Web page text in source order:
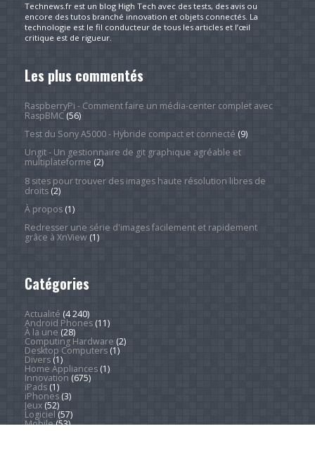
Technews.fr est un blog High Tech avec des tests, des avis ou
encore des tutos branché innovation et objets connectés. La
technologie est le fil conducteur de tous les articles et l’œil
critique est de rigueur.
Les plus commentés
RaspberryPi - Comment faire un média-center complet avec
RaspBMC(56)
Test du Sony A5000 - Hybride compact et connecté (9)
Ungit - Un gestionnaire de git graphique agréable et
multiplateforme (2)
8 sites pour trouver des images haute résolution libres de
droits(2)
À propos(1)
Redresser une série d'images facilement et rapidement
grâce à XnView(1)
Catégories
Actualité (4 240)
Android Phones(11)
À la une (28)
Computing Hardware (2)
Desktop Computers(1)
Divers(1)
Home Appliances(1)
Innovation (675)
iPads(1)
iPhones(3)
Jeux(52)
Logiciel (57)
Mobile(53)